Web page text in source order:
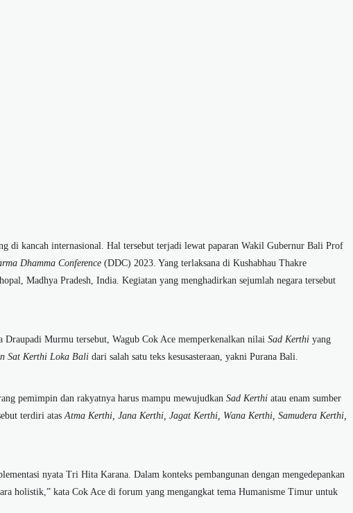
di kancah internasional. Hal tersebut terjadi lewat paparan Wakil Gubernur Bali Prof
Dhamma Conference (DDC) 2023. Yang terlaksana di Kushabhau Thakre
Madhya Pradesh, India. Kegiatan yang menghadirkan sejumlah negara tersebut
Murmu tersebut, Wagub Cok Ace memperkenalkan nilai Sad Kerthi yang
Sat Kerthi Loka Bali dari salah satu teks kesusasteraan, yakni Purana Bali.
pemimpin dan rakyatnya harus mampu mewujudkan Sad Kerthi atau enam sumber
terdiri atas Atma Kerthi, Jana Kerthi, Jagat Kerthi, Wana Kerthi, Samudera Kerthi,
nyata Tri Hita Karana. Dalam konteks pembangunan dengan mengedepankan
holistik,” kata Cok Ace di forum yang mengangkat tema Humanisme Timur untuk